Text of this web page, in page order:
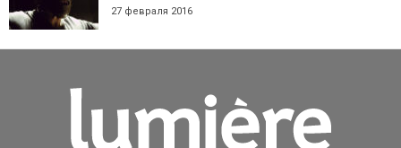
27 февраля 2016